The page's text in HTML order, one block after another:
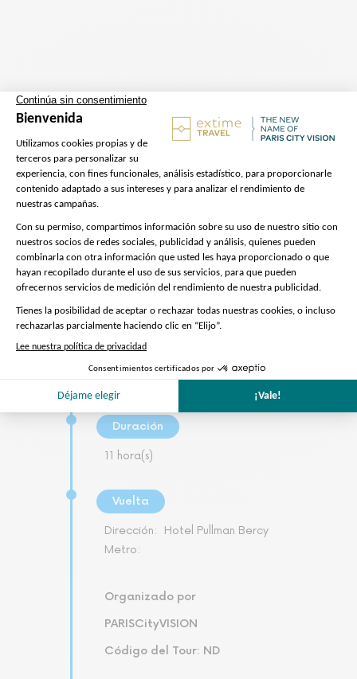
Dirección: 1 Rue de Libourne,
75012 París – Hotel Pullman Bercy
– Encuentre a nuestro embajador
hotel, frente a la entrada
principal
Cour Saint Emilion
Duración
11 hora(s)
Vuelta
Dirección:
Hotel Pullman Bercy
Metro:
Organizado por
PARISCityVISION
Código del Tour: ND